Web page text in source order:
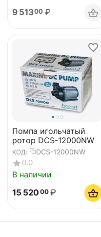
9 51300 ₽
Помпа игольчатый
ротор DCS-12000NW
КОД: DCS-12000NW
0.0
В наличии
15 520 00 ₽